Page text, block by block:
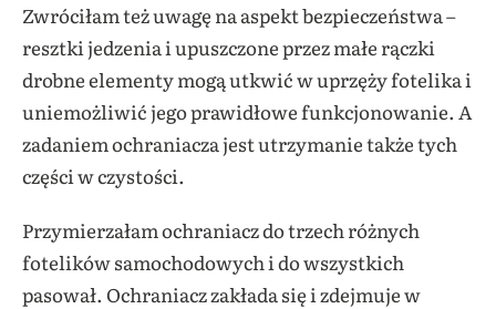
Zwróciłam też uwagę na aspekt bezpieczeństwa –
resztki jedzenia i upuszczone przez małe rączki
drobne elementy mogą utkwić w uprzęży fotelika i
uniemożliwić jego prawidłowe funkcjonowanie. A
zadaniem ochraniacza jest utrzymanie także tych
części w czystości.
Przymierzałam ochraniacz do trzech różnych
fotelików samochodowych i do wszystkich
pasował. Ochraniacz zakłada się i zdejmuje w